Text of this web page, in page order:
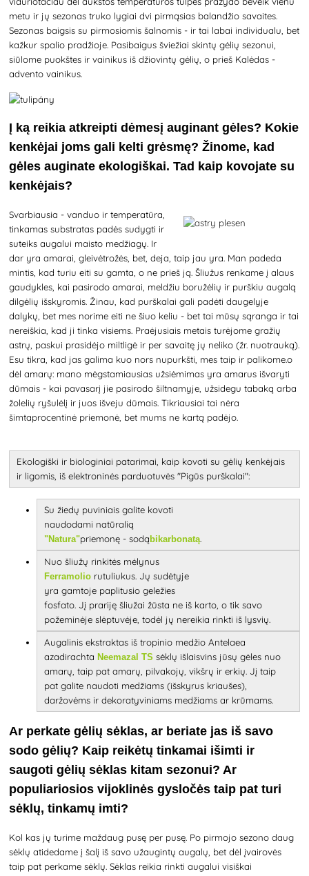
metu ir jų sezonas truko lygiai dvi pirmąsias balandžio savaites.
Sezonas baigsis su pirmosiomis šalnomis - ir tai labai individualu, bet
kažkur spalio pradžioje. Pasibaigus šviežiai skintų gėlių sezonui,
siūlome puokštes ir vainikus iš džiovintų gėlių, o prieš Kalėdas -
advento vainikus.
Į ką reikia atkreipti dėmesį auginant gėles? Kokie
kenkėjai joms gali kelti grėsmę? Žinome, kad
gėles auginate ekologiškai. Tad kaip kovojate su
kenkėjais?
Svarbiausia - vanduo ir temperatūra,
tinkamas substratas padės sudygti ir
suteiks augalui maisto medžiagų. Ir
dar yra amarai, gleivėtrožės, bet, deja, taip jau yra. Man padeda
mintis, kad turiu eiti su gamta, o ne prieš ją. Šliužus renkame į alaus
gaudykles, kai pasirodo amarai, meldžiu boružėlių ir purškiu augalą
dilgėlių išskyromis. Žinau, kad purškalai gali padėti daugelyje
dalykų, bet mes norime eiti ne šiuo keliu - bet tai mūsų sąranga ir tai
nereiškia, kad ji tinka visiems. Praėjusiais metais turėjome gražių
astrų, paskui prasidėjo miltligė ir per savaitę jų neliko (žr. nuotrauką).
Esu tikra, kad jas galima kuo nors nupurkšti, mes taip ir palikome.o
dėl amarų: mano mėgstamiausias užsiėmimas yra amarus išvaryti
dūmais - kai pavasarį jie pasirodo šiltnamyje, užsidegu tabaką arba
žolelių ryšulėlį ir juos išveju dūmais. Tikriausiai tai nėra
šimtaprocentinė priemonė, bet mums ne kartą padėjo.
Ekologiški ir biologiniai patarimai, kaip kovoti su gėlių kenkėjais
ir ligomis, iš elektroninės parduotuvės "Pigūs purškalai":
Su žiedų puviniais galite kovoti
naudodami natūralią
"Natura"priemonę -sodąbikarbonatą.
Nuo šliužų rinkitės mėlynus
Ferramolio rutuliukus. Jų sudėtyje
yra gamtoje paplitusio geležies
fosfato. Jį prariję šliužai žūsta ne iš karto, o tik savo
požeminėje slėptuvėje, todėl jų nereikia rinkti iš lysvių.
Augalinis ekstraktas iš tropinio medžio Antelaea
azadirachtaNeemazal TS sėklų išlaisvins jūsų gėles nuo
amarų, taip pat amarų, pilvakojų, vikšrų ir erkių. Jį taip
pat galite naudoti medžiams (išskyrus kriaušes),
daržovėms ir dekoratyviniams medžiams ar krūmams.
Ar perkate gėlių sėklas, ar beriate jas iš savo
sodo gėlių? Kaip reikėtų tinkamai išimti ir
saugoti gėlių sėklas kitam sezonui? Ar
populiariosios vijoklinės gysločės taip pat turi
sėklų, tinkamų imti?
Kol kas jų turime maždaug pusę per pusę. Po pirmojo sezono daug
sėklų atidedame į šalį iš savo užaugintų augalų, bet dėl įvairovės
taip pat perkame sėklų. Sėklas reikia rinkti augalui visiškai